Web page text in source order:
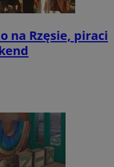
na Rzęsie, piraci